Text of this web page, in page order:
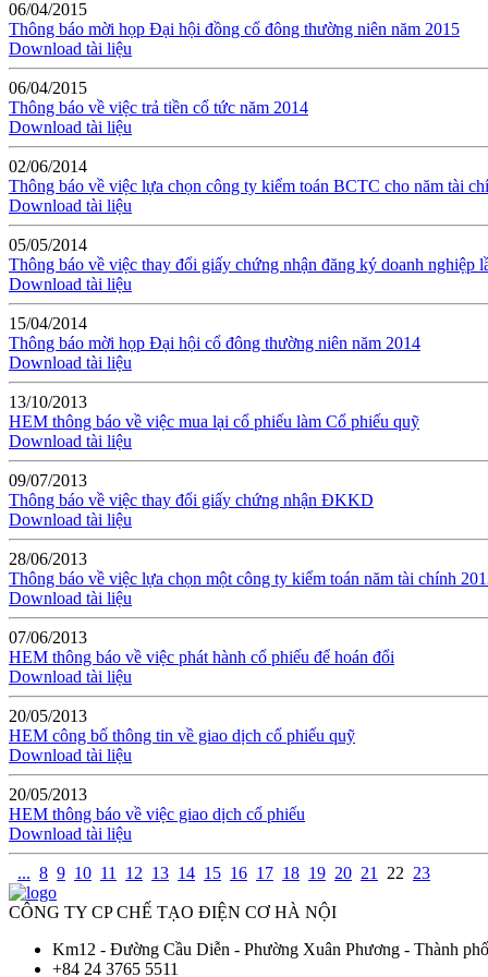
06/04/2015
Thông báo mời họp Đại hội đồng cổ đông thường niên năm 2015
Download tài liệu
06/04/2015
Thông báo về việc trả tiền cổ tức năm 2014
Download tài liệu
02/06/2014
Thông báo về việc lựa chọn công ty kiểm toán BCTC cho năm tài
Download tài liệu
05/05/2014
Thông báo về việc thay đổi giấy chứng nhận đăng ký doanh nghiệp
Download tài liệu
15/04/2014
Thông báo mời họp Đại hội cổ đông thường niên năm 2014
Download tài liệu
13/10/2013
HEM thông báo về việc mua lại cổ phiếu làm Cổ phiếu quỹ
Download tài liệu
09/07/2013
Thông báo về việc thay đổi giấy chứng nhận ĐKKD
Download tài liệu
28/06/2013
Thông báo về việc lựa chọn một công ty kiểm toán năm tài chính
Download tài liệu
07/06/2013
HEM thông báo về việc phát hành cổ phiếu để hoán đổi
Download tài liệu
20/05/2013
HEM công bố thông tin về giao dịch cổ phiếu quỹ
Download tài liệu
20/05/2013
HEM thông báo về việc giao dịch cổ phiếu
Download tài liệu
... 8 9 10 11 12 13 14 15 16 17 18 19 20 21 22 23
CÔNG TY CP CHẾ TẠO ĐIỆN CƠ HÀ NỘI
Km12 - Đường Cầu Diễn - Phường Xuân Phương - Thành
+84 24 3765 5511